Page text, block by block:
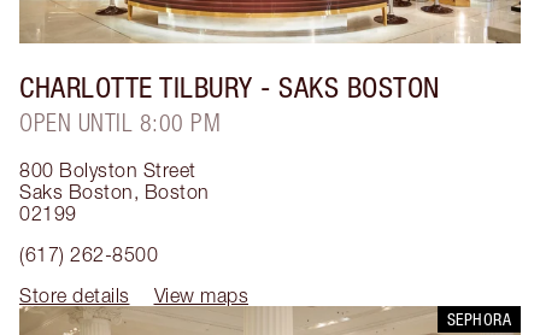
CHARLOTTE TILBURY - SAKS BOSTON
OPEN UNTIL 8:00 PM
800 Bolyston Street
Saks Boston, Boston
02199
(617) 262-8500
Store details
View maps
SEPHORA